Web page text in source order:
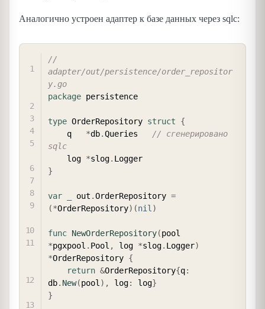
Аналогично устроен адаптер к базе данных через sqlc:
//
adapter/out/persistence/order_repositor
y.go
package persistence
type OrderRepository struct
{
    q
*db.Queries
// сгенерировано
sqlc
    log
*slog.
}
var out .OrderRepository =
(*OrderRepository) (nil )
func NewOrderRepository(
*pgxpool . Pool , log *slog. Logger)
*OrderRepository {
return &OrderRepository{q:
db. New(pool ) , log: log}
}